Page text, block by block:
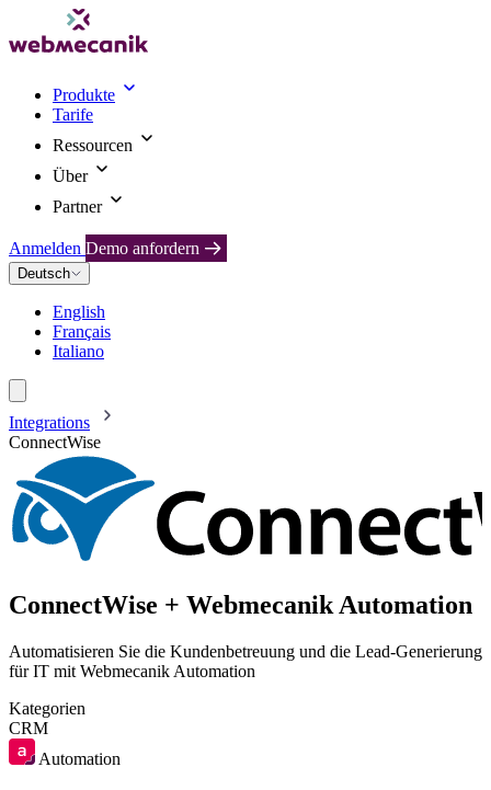
Produkte
Tarife
Ressourcen
Über
Partner
Anmelden Demo anfordern
Deutsch
English
Français
Italiano
Integrations
ConnectWise
ConnectWise + Webmecanik Automation
Automatisieren Sie die Kundenbetreuung und die Lead-Generierung
für IT mit Webmecanik Automation
Kategorien
CRM
Automation